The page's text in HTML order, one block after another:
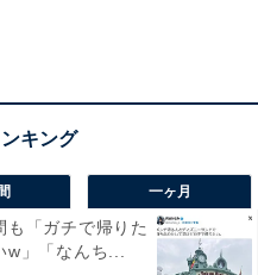
一ヶ月
も「ガチで帰りた
w」「なんち...